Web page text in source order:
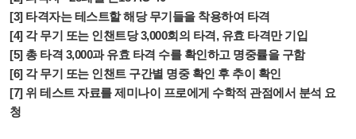
[3] 타격자는 테스트할 해당 무기들을 착용하여 타격
[4] 각 무기 또는 인챈트당 3,000회의 타격, 유효 타격만 기입
[5] 총 타격 3,000과 유효 타격 수를 확인하고 명중률을 구함
[6] 각 무기 또는 인챈트 구간별 명중 확인 후 추이 확인
[7] 위 테스트 자료를 제미나이 프로에게 수학적 관점에서 분석 요
청